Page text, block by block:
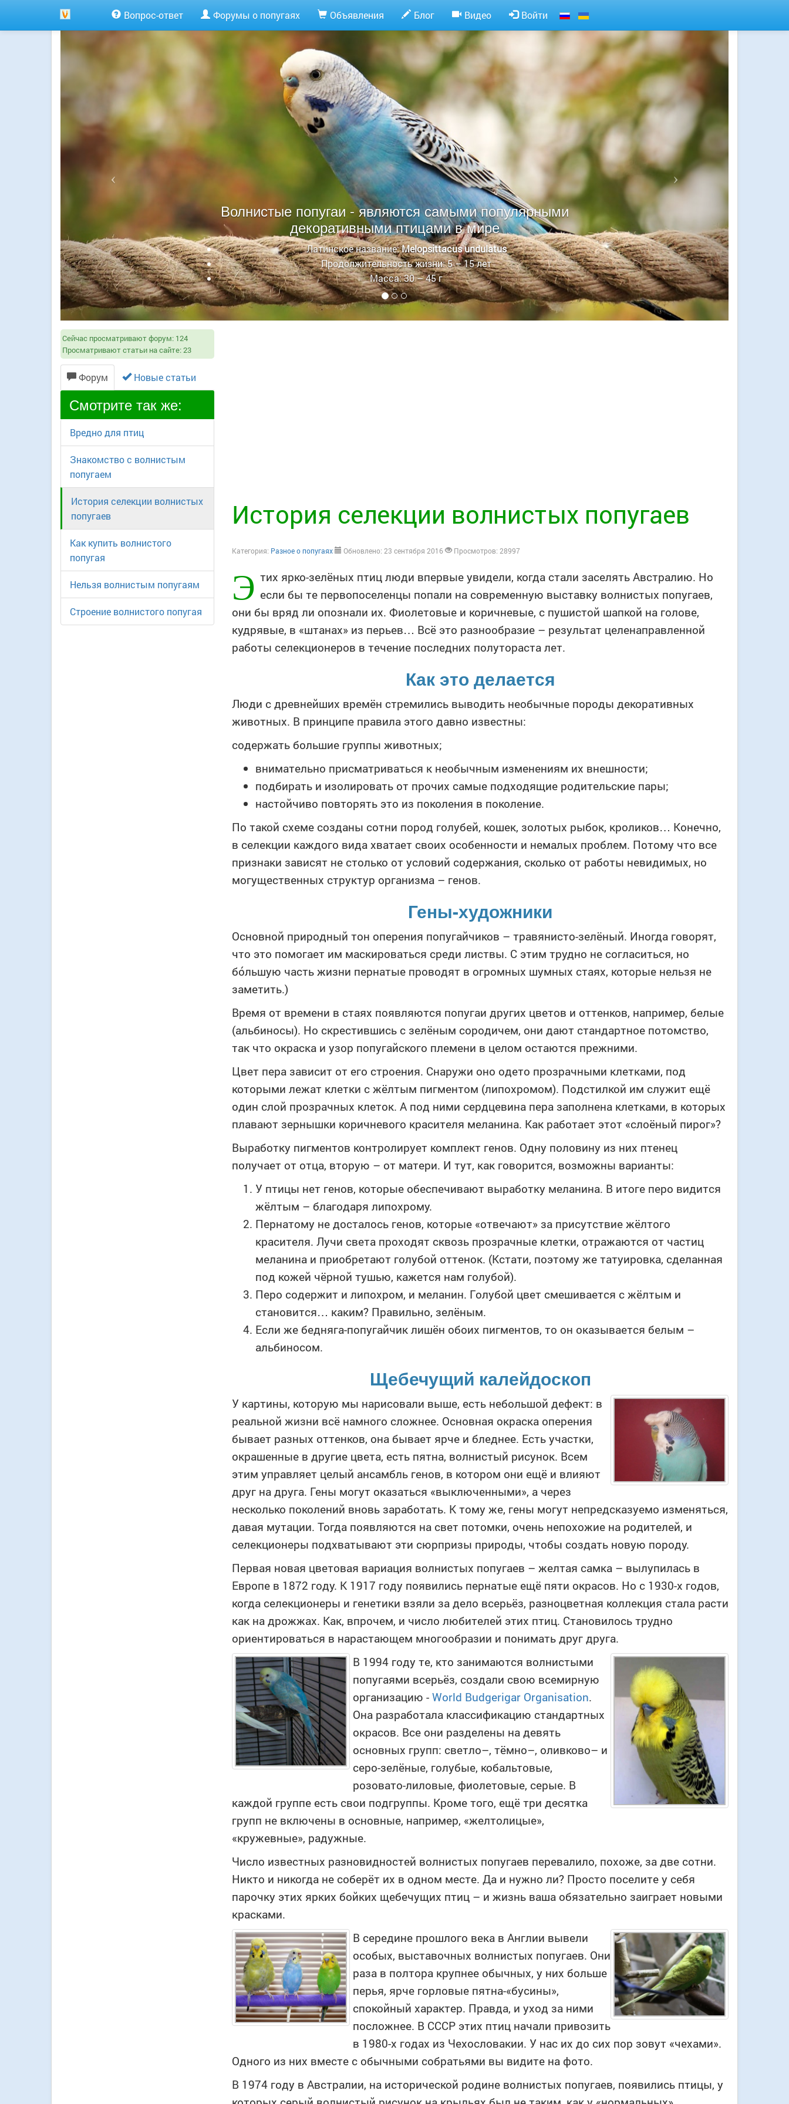
Вопрос-ответ Форумы о попугаях Объявления Блог Видео Войти
Волнистые попугаи - являются самыми популярными
декоративными птицами в мире
Латинское название:Melopsittacus undulatus
Продолжительность жизни: 5 – 15 лет
Масса: 30 – 45 г
Сейчас просматривают форум: 124
Просматривают статьи на сайте:23
Форум Новые статьи
Смотрите так же:
Вредно для птиц
Знакомство с волнистым
попугаем
История селекции волнистых
попугаев
Как купить волнистого
попугая
Нельзя волнистым попугаям
Строение волнистого попугая
История селекции волнистых попугаев
Категория: Разное о попугаях Обновлено: 23 сентября 2016 Просмотров: 28997
Э тих ярко-зелёных птиц люди впервые увидели, когда стали заселять Австралию. Но
если бы те первопоселенцы попали на современную выставку волнистых попугаев,
они бы вряд ли опознали их. Фиолетовые и коричневые, с пушистой шапкой на голове,
кудрявые, в «штанах» из перьев… Всё это разнообразие – результат целенаправленной
работы селекционеров в течение последних полутораста лет.
Как это делается
Люди с древнейших времён стремились выводить необычные породы декоративных
животных. В принципе правила этого давно известны:
содержать большие группы животных;
внимательно присматриваться к необычным изменениям их внешности;
подбирать и изолировать от прочих самые подходящие родительские пары;
настойчиво повторять это из поколения в поколение.
По такой схеме созданы сотни пород голубей, кошек, золотых рыбок, кроликов… Конечно,
в селекции каждого вида хватает своих особенности и немалых проблем. Потому что все
признаки зависят не столько от условий содержания, сколько от работы невидимых, но
могущественных структур организма – генов.
Гены-художники
Основной природный тон оперения попугайчиков – травянисто-зелёный. Иногда говорят,
что это помогает им маскироваться среди листвы. С этим трудно не согласиться, но
бóльшую часть жизни пернатые проводят в огромных шумных стаях, которые нельзя не
заметить.)
Время от времени в стаях появляются попугаи других цветов и оттенков, например, белые
(альбиносы). Но скрестившись с зелёным сородичем, они дают стандартное потомство,
так что окраска и узор попугайского племени в целом остаются прежними.
Цвет пера зависит от его строения. Снаружи оно одето прозрачными клетками, под
которыми лежат клетки с жёлтым пигментом (липохромом). Подстилкой им служит ещё
один слой прозрачных клеток. А под ними сердцевина пера заполнена клетками, в которых
плавают зернышки коричневого красителя меланина. Как работает этот «слоёный пирог»?
Выработку пигментов контролирует комплект генов. Одну половину из них птенец
получает от отца, вторую – от матери. И тут, как говорится, возможны варианты:
У птицы нет генов, которые обеспечивают выработку меланина. В итоге перо видится
жёлтым – благодаря липохрому.
Пернатому не досталось генов, которые «отвечают» за присутствие жёлтого
красителя. Лучи света проходят сквозь прозрачные клетки, отражаются от частиц
меланина и приобретают голубой оттенок. (Кстати, поэтому же татуировка, сделанная
под кожей чёрной тушью, кажется нам голубой).
Перо содержит и липохром, и меланин. Голубой цвет смешивается с жёлтым и
становится… каким? Правильно, зелёным.
Если же бедняга-попугайчик лишён обоих пигментов, то он оказывается белым –
альбиносом.
Щебечущий калейдоскоп
У картины, которую мы нарисовали выше, есть небольшой дефект: в
реальной жизни всё намного сложнее. Основная окраска оперения
бывает разных оттенков, она бывает ярче и бледнее. Есть участки,
окрашенные в другие цвета, есть пятна, волнистый рисунок. Всем
этим управляет целый ансамбль генов, в котором они ещё и влияют
друг на друга. Гены могут оказаться «выключенными», а через
несколько поколений вновь заработать. К тому же, гены могут непредсказуемо изменяться,
давая мутации. Тогда появляются на свет потомки, очень непохожие на родителей, и
селекционеры подхватывают эти сюрпризы природы, чтобы создать новую породу.
Первая новая цветовая вариация волнистых попугаев – желтая самка – вылупилась в
Европе в 1872 году. К 1917 году появились пернатые ещё пяти окрасов. Но с 1930-х годов,
когда селекционеры и генетики взяли за дело всерьёз, разноцветная коллекция стала расти
как на дрожжах. Как, впрочем, и число любителей этих птиц. Становилось трудно
ориентироваться в нарастающем многообразии и понимать друг друга.
В 1994 году те, кто занимаются волнистыми
попугаями всерьёз, создали свою всемирную
организацию - World Budgerigar Organisation.
Она разработала классификацию стандартных
окрасов. Все они разделены на девять
основных групп: светло–, тёмно–, оливково– и
серо-зелёные, голубые, кобальтовые,
розовато-лиловые, фиолетовые, серые. В
каждой группе есть свои подгруппы. Кроме того, ещё три десятка
групп не включены в основные, например, «желтолицые»,
«кружевные», радужные.
Число известных разновидностей волнистых попугаев перевалило, похоже, за две сотни.
Никто и никогда не соберёт их в одном месте. Да и нужно ли? Просто поселите у себя
парочку этих ярких бойких щебечущих птиц – и жизнь ваша обязательно заиграет новыми
красками.
В середине прошлого века в Англии вывели
особых, выставочных волнистых попугаев. Они
раза в полтора крупнее обычных, у них больше
перья, ярче горловые пятна-«бусины»,
спокойный характер. Правда, и уход за ними
посложнее. В СССР этих птиц начали привозить
в 1980-х годах из Чехословакии. У нас их до сих пор зовут «чехами».
Одного из них вместе с обычными собратьями вы видите на фото.
В 1974 году в Австралии, на исторической родине волнистых попугаев, появились птицы, у